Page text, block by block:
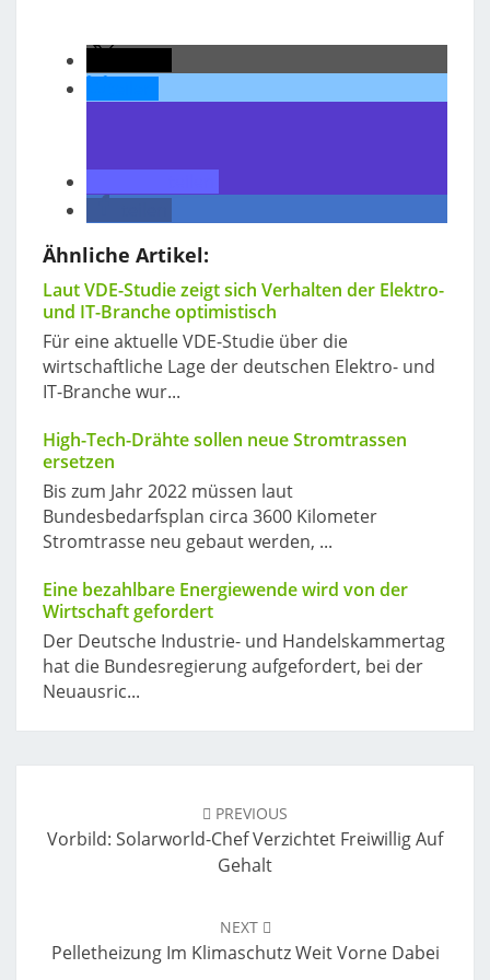
Ähnliche Artikel:
Laut VDE-Studie zeigt sich Verhalten der Elektro-
und IT-Branche optimistisch
Für eine aktuelle VDE-Studie über die
wirtschaftliche Lage der deutschen Elektro- und
IT-Branche wur...
High-Tech-Drähte sollen neue Stromtrassen
ersetzen
Bis zum Jahr 2022 müssen laut
Bundesbedarfsplan circa 3600 Kilometer
Stromtrasse neu gebaut werden, ...
Eine bezahlbare Energiewende wird von der
Wirtschaft gefordert
Der Deutsche Industrie- und Handelskammertag
hat die Bundesregierung aufgefordert, bei der
Neuausric...
PREVIOUS
Vorbild: Solarworld-Chef Verzichtet Freiwillig Auf
Gehalt
NEXT
Pelletheizung Im Klimaschutz Weit Vorne Dabei